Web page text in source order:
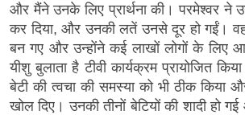
और मैंने उनके लिए प्रार्थना की। परमेश्वर ने
कर दिया, और उनकी लतें उनसे दूर हो गईं।
बन गए और उन्होंने कई लाखों लोगों के लिए
यीशु बुलाता है टीवी कार्यक्रम प्रायोजित
बेटी की त्वचा की समस्या को भी ठीक किया
खोल दिए। उनकी तीनों बेटियों की शादी हो